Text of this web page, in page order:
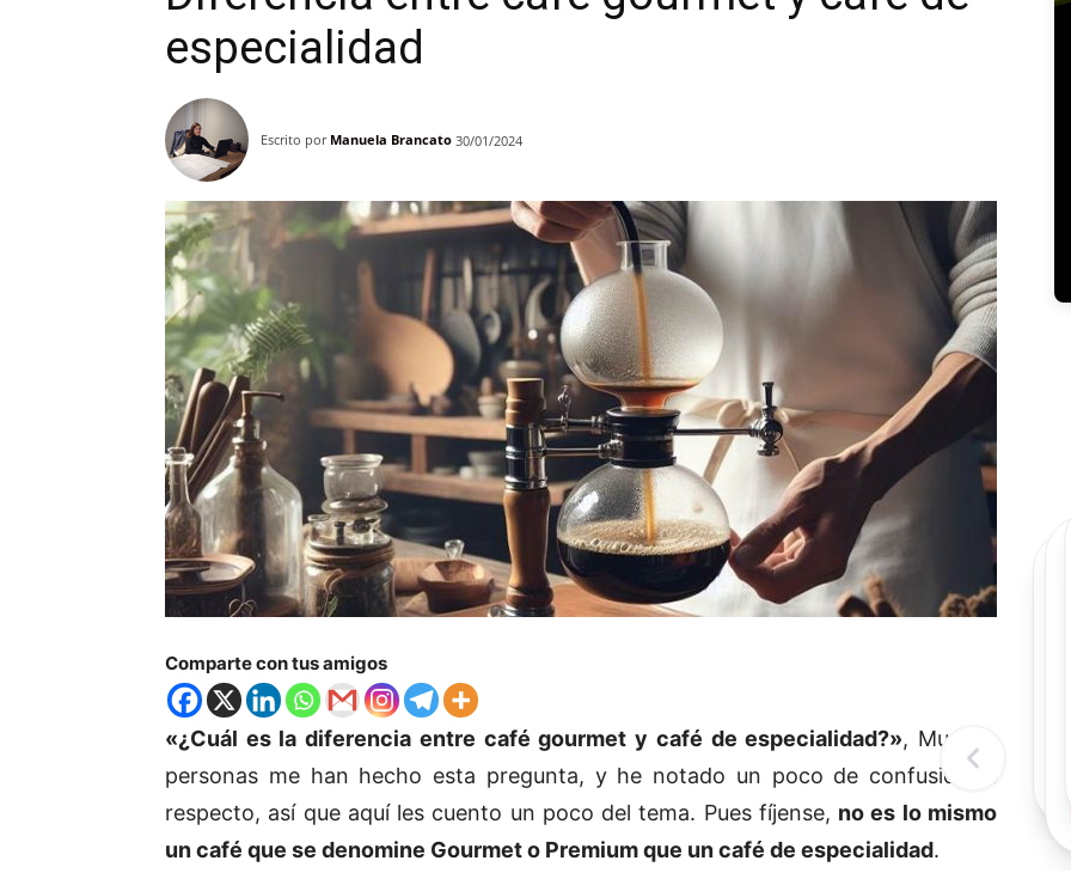
especialidad
Escrito por Manuela Brancato 30/01/2024
Comparte con tus amigos
«¿Cuál es la diferencia entre café gourmet y café de especialidad?», Muchas
personas me han hecho esta pregunta, y he notado un poco de confusión al
respecto, así que aquí les cuento un poco del tema. Pues fíjense, no es lo mismo
un café que se denomine Gourmet o Premium que un café de especialidad.